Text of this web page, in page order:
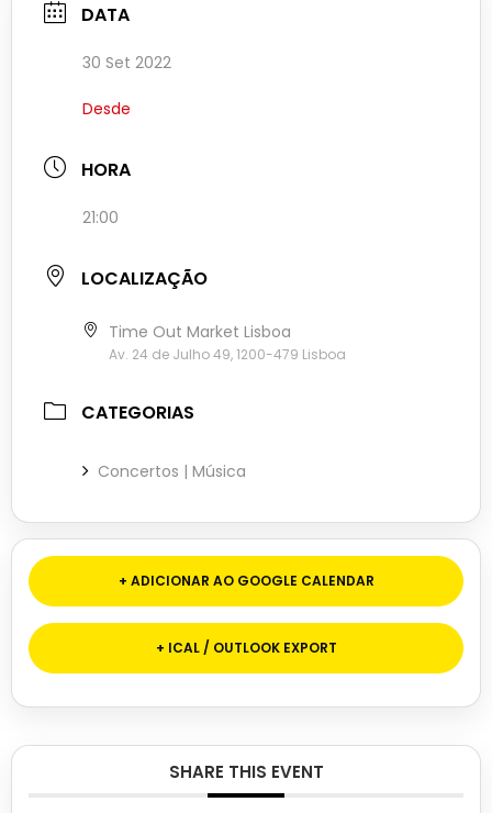
DATA
30 Set 2022
Desde
HORA
21:00
LOCALIZAÇÃO
Time Out Market Lisboa
Av. 24 de Julho 49, 1200-479 Lisboa
CATEGORIAS
Concertos | Música
+ ADICIONAR AO GOOGLE CALENDAR
+ ICAL / OUTLOOK EXPORT
SHARE THIS EVENT